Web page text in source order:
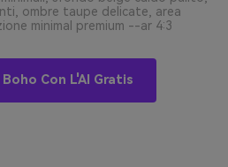
ombre taupe delicate, area
minimal premium --ar 4:3
Con L'AI Gratis